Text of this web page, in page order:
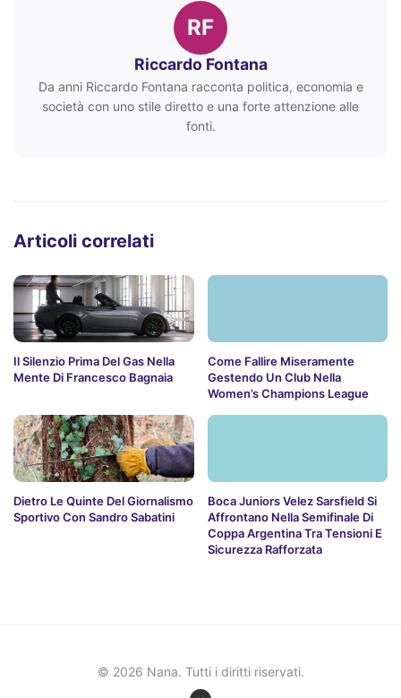
RF
Riccardo Fontana
Da anni Riccardo Fontana racconta politica, economia e
società con uno stile diretto e una forte attenzione alle
fonti.
Articoli correlati
Il Silenzio Prima Del Gas Nella
Mente Di Francesco Bagnaia
Come Fallire Miseramente
Gestendo Un Club Nella
Women’s Champions League
Dietro Le Quinte Del Giornalismo
Sportivo Con Sandro Sabatini
Boca Juniors Velez Sarsfield Si
Affrontano Nella Semifinale Di
Coppa Argentina Tra Tensioni E
Sicurezza Rafforzata
© 2026 Nana. Tutti i diritti riservati.